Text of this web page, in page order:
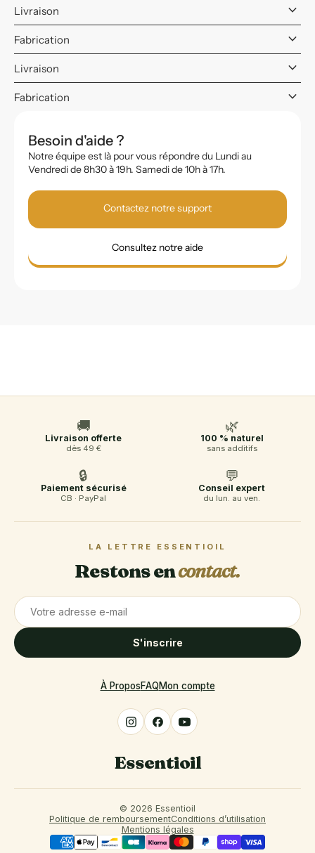
Besoin d'aide ?
Notre équipe est là pour vous répondre du Lundi au
Vendredi de 8h30 à 19h. Samedi de 10h à 17h.
Contactez notre support
Consultez notre aide
Livraison keyboard_arrow_down
Fabrication keyboard_arrow_down
Livraison keyboard_arrow_down
Fabrication keyboard_arrow_down
🚚
Livraison offerte
dès 49 €
🌿
100 % naturel
sans additifs
🔒
Paiement sécurisé
CB · PayPal
💬
Conseil expert
du lun. au ven.
LA LETTRE ESSENTIOIL
Restons encontact.
S'inscrire
À ProposFAQMon compte
Essentioil
© 2026 Essentioil
Politique de remboursementConditions d’utilisation
Mentions légales